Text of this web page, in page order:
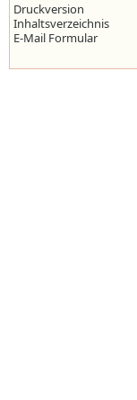
Druckversion
Inhaltsverzeichnis
E-Mail Formular